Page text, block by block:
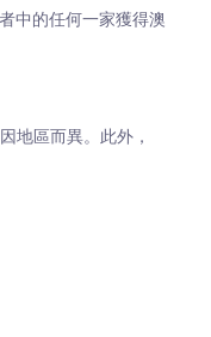
中的任何一家獲得澳
地區而異。此外，